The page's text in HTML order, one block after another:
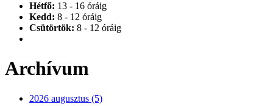
Hétfő: 13 - 16 óráig
Kedd: 8 - 12 óráig
Csütörtök: 8 - 12 óráig
Archívum
2026 augusztus (5)